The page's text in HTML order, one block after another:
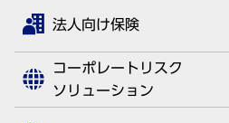
法人向け保険
コーポレートリスク
ソリューション